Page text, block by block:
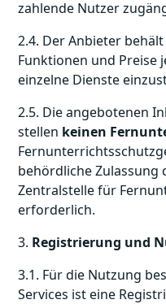
zahlende Nutzer
2.4. Der Anbieter
Funktionen und Preise
einzelne Dienste
2.5. Die angebotenen
stellen keinen
behördliche Zulassung
Zentralstelle für
erforderlich.
3. Registrierung und
3.1. Für die Nutzung
Services ist eine